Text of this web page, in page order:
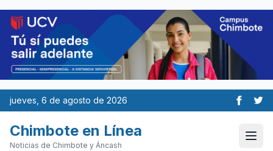
jueves, 6 de agosto de 2026
Chimbote en Línea
Noticias de Chimbote y Áncash